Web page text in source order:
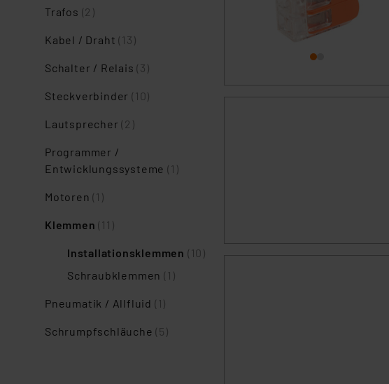
Trafos (2)
Kabel / Draht(13)
Schalter / Relais(3)
Steckverbinder(10)
Lautsprecher(2)
Programmer /
Entwicklungssysteme(1)
Motoren(1)
Klemmen(11)
Installationsklemmen (10)
Schraubklemmen(1)
Pneumatik / Allfluid (1)
Schrumpfschläuche(5)